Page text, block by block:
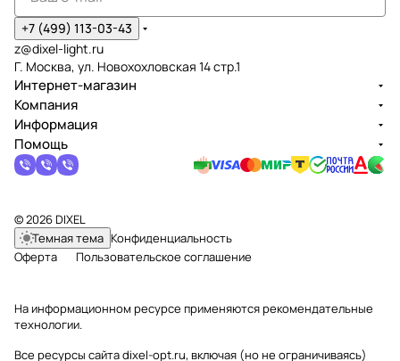
+7 (499) 113-03-43
z@dixel-light.ru
Г. Москва, ул. Новохохловская 14 стр.1
Интернет-магазин
Компания
Информация
Помощь
© 2026 DIXEL
Темная тема Конфиденциальность
Оферта
Пользовательское соглашение
На информационном ресурсе применяютсярекомендательные
технологии.
Все ресурсы сайта dixel-opt.ru, включая (но не ограничиваясь)